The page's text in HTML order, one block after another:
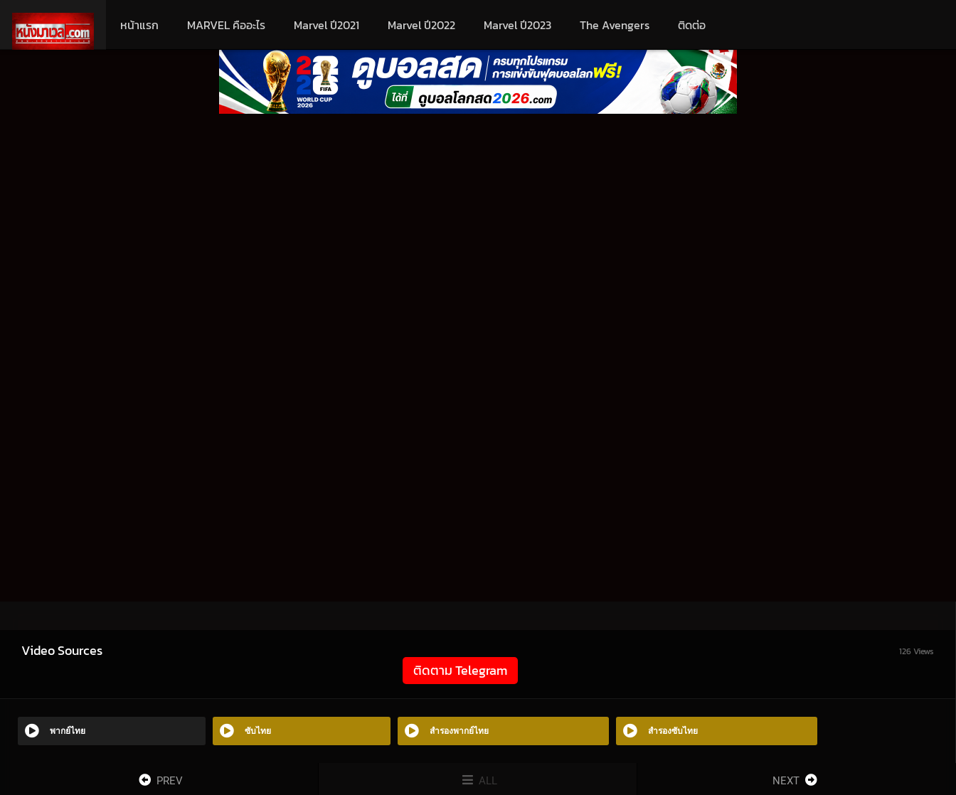
หน้าแรก MARVEL คืออะไร Marvel ปี2021 Marvel ปี2022 Marvel ปี2023 The Avengers ติดต่อ
Video Sources 126 Views
ติดตาม Telegram
พากย์ไทย ซับไทย สำรองพากย์ไทย สำรองซับไทย
PREV ALL NEXT